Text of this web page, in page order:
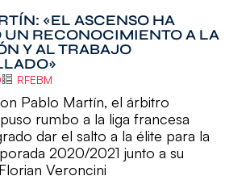
«EL ASCENSO HA
UN RECONOCIMIENTO A LA
Y AL TRABAJO
RFEBM
Pablo Martín, el árbitro
rumbo a la liga francesa
dar el salto a la élite para la
2020/2021 junto a su
Veroncini